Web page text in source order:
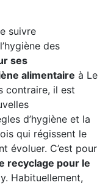
suivre
des
ses
alimentaire à Le
contraire, il est
d’hygiène et la
qui régissent le
évoluer. C’est pour
recyclage pour le
Habituellement,